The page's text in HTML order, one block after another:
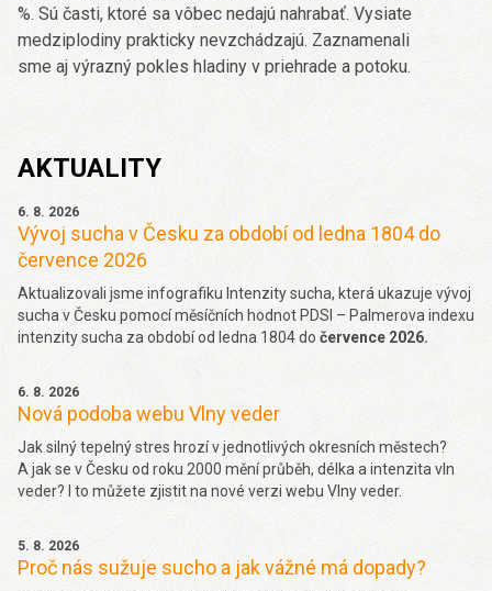
%. Sú časti, ktoré sa vôbec nedajú nahrabať. Vysiate
medziplodiny prakticky nevzchádzajú. Zaznamenali
sme aj výrazný pokles hladiny v priehrade a potoku.
AKTUALITY
6. 8. 2026
Vývoj sucha v Česku za období od ledna 1804 do
července 2026
Aktualizovali jsme infografiku Intenzity sucha, která ukazuje vývoj
sucha v Česku pomocí měsíčních hodnot PDSI – Palmerova indexu
intenzity sucha za období od ledna 1804 do července 2026.
6. 8. 2026
Nová podoba webu Vlny veder
Jak silný tepelný stres hrozí v jednotlivých okresních městech?
A jak se v Česku od roku 2000 mění průběh, délka a intenzita vln
veder? I to můžete zjistit na nové verzi webu Vlny veder.
5. 8. 2026
Proč nás sužuje sucho a jak vážné má dopady?